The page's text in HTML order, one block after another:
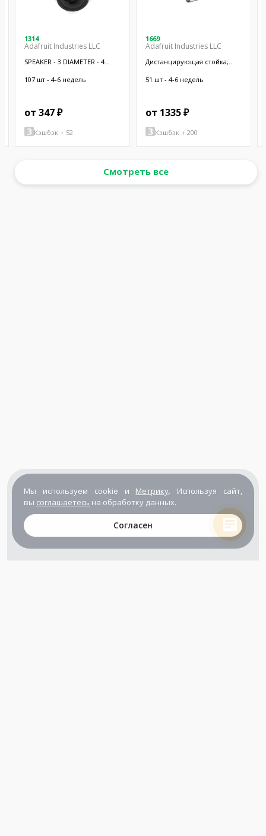
1314
Adafruit Industries LLC
SPEAKER - 3 DIAMETER - 4
107 шт - 4-6 недель
от 347 ₽
Кэшбэк + 52
1669
Adafruit Industries LLC
Дистанцирующая стойка;
латунь; никель
51 шт - 4-6 недель
от 1335 ₽
Кэшбэк + 200
Смотреть все
Мы используем cookie и Метрику. Используя сайт,
вы соглашаетесь на обработку данных.
Согласен